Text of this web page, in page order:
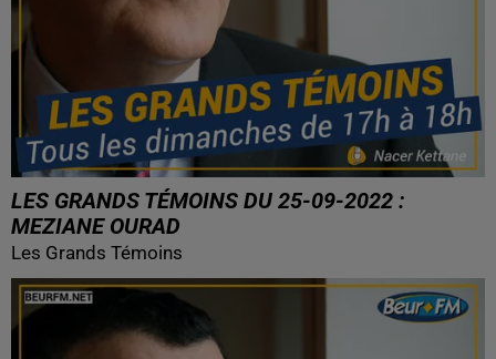
LES GRANDS TÉMOINS DU 25-09-2022 :
MEZIANE OURAD
Les Grands Témoins